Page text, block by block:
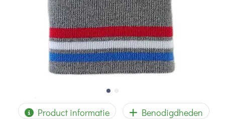
Product informatie Benodigdheden